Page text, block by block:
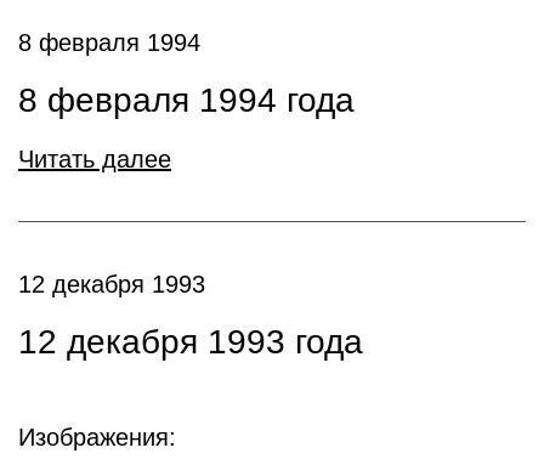
8 февраля 1994
8 февраля 1994 года
Читать далее
12 декабря 1993
12 декабря 1993 года
Изображения: